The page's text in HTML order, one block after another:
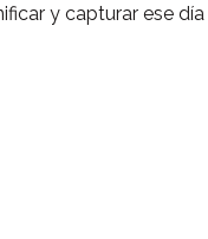
y capturar ese día